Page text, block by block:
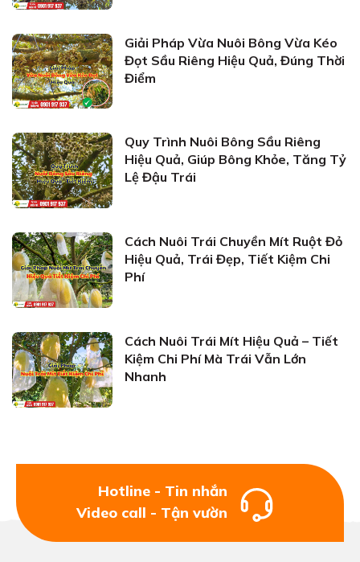
Giải Pháp Vừa Nuôi Bông Vừa Kéo
Đọt Sầu Riêng Hiệu Quả, Đúng Thời
Điểm
Quy Trình Nuôi Bông Sầu Riêng
Hiệu Quả, Giúp Bông Khỏe, Tăng Tỷ
Lệ Đậu Trái
Cách Nuôi Trái Chuyền Mít Ruột Đỏ
Hiệu Quả, Trái Đẹp, Tiết Kiệm Chi
Phí
Cách Nuôi Trái Mít Hiệu Quả – Tiết
Kiệm Chi Phí Mà Trái Vẫn Lớn
Nhanh
Hotline - Tin nhắn
Video call - Tận vườn